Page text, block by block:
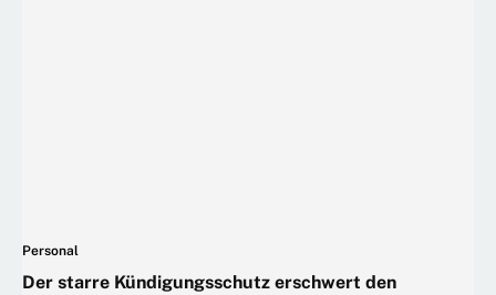
Personal
Der starre Kündigungsschutz erschwert den